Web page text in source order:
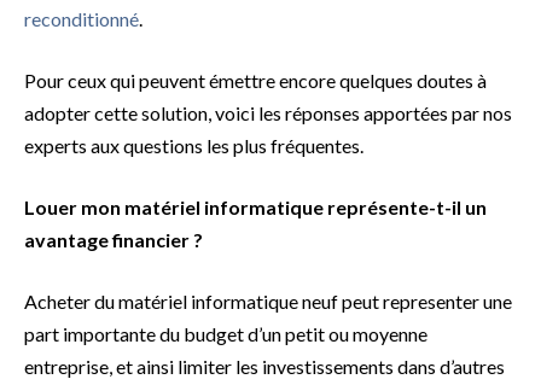
reconditionné.
Pour ceux qui peuvent émettre encore quelques doutes à
adopter cette solution, voici les réponses apportées par nos
experts aux questions les plus fréquentes.
Louer mon matériel informatique représente-t-il un
avantage financier ?
Acheter du matériel informatique neuf peut representer une
part importante du budget d’un petit ou moyenne
entreprise, et ainsi limiter les investissements dans d’autres